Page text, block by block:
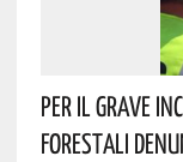
Per Il Grave
Forestali